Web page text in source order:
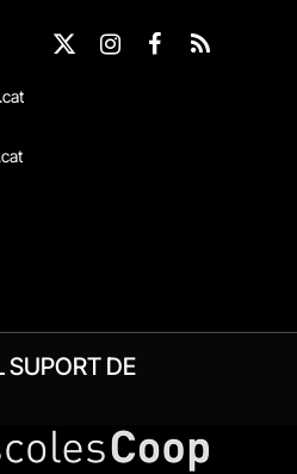
X
InstagramFacebook
RSS
SUPORT DE